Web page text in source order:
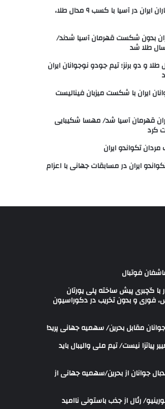
پایان کار جودوکاران ایران در آسیا با کسب ۹ مدال طلا،
بدون شکست قهرمان آسیا شدند/
طلا شد
و دو برنز؛ تیم جودو نوجوانان ایران
ایران با شکست میزبان فینالیست
قهرمان آسیا شد/ مهسا شکیبایی
کرد
مردان تکواندو ایران
ایران در مسابقات جهانی با اعزام
فوتبال
با گچبری پیش ساخته پلی یورتان
فوری و بدون تخریب در دکوراسیون
مقابل بحرین/ سهمیه جهانی پرید!
پیاتزا نیست/ تیم ملی والیبال باید
جوانان از بحرین/سهمیه جهانی از
رئال از جذب باستونی ناامید